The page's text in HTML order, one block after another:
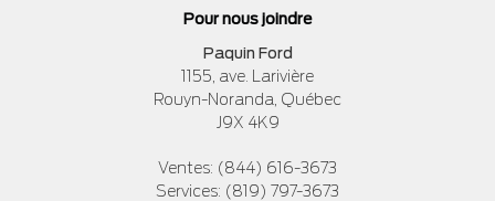
Pour nous joindre
Paquin Ford
1155, ave. Larivière
Rouyn-Noranda Québec
J9X 4K9
Ventes: (844) 616-3673
Services: (819) 797-3673